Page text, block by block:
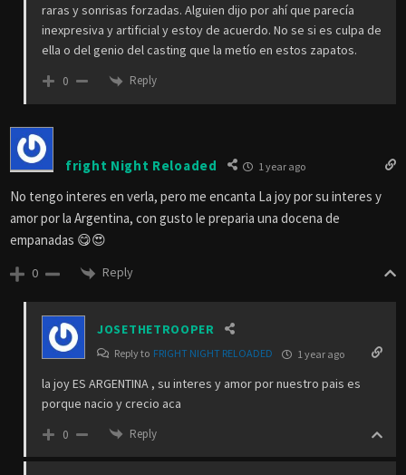
raras y sonrisas forzadas. Alguien dijo por ahí que parecía
inexpresiva y artificial y estoy de acuerdo. No se si es culpa de
ella o del genio del casting que la metío en estos zapatos.
0 Reply
fright Night Reloaded 1 year ago
No tengo interes en verla, pero me encanta La joy por su interes y
amor por la Argentina, con gusto le preparia una docena de
empanadas 😋😍
0 Reply
JOSETHETROOPER
Reply to FRIGHT NIGHT RELOADED 1 year ago
la joy ES ARGENTINA , su interes y amor por nuestro pais es
porque nacio y crecio aca
0 Reply